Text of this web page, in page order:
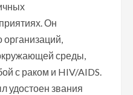
Он
среды,
с раком и HIV/AIDS.
удостоен звания